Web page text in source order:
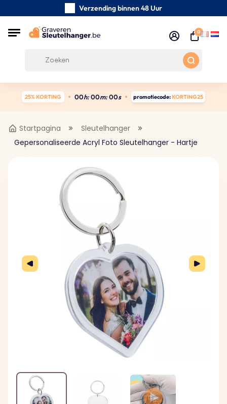
Verzending binnen 48 Uur
Klanten Beoordelingen:
0
25% KORTING 00h:00m:00s promotiecode:KORTING25
Startpagina
Sleutelhanger
Gepersonaliseerde Acryl Foto Sleutelhanger - Hartje